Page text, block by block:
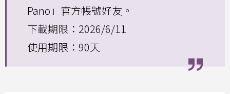
Pano」官方帳號好友。
下載期限：2026/6/11
使用期限：90天